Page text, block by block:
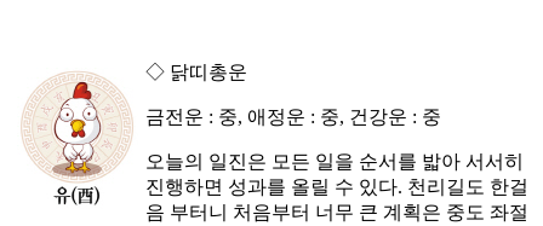
◇ 닭띠총운
금전운 : 중, 애정운 : 중, 건강운 : 중
오늘의 일진은 모든 일을 순서를 밟아 서서히
진행하면 성과를 올릴 수 있다. 천리길도 한걸
음 부터니 처음부터 너무 큰 계획은 중도 좌절